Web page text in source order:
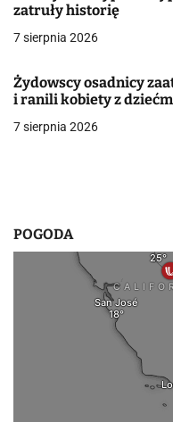
i
s
u
zatruły historię
7 sierpnia 2026
Żydowscy osadnicy
i ranili kobiety z
7 sierpnia 2026
POGODA